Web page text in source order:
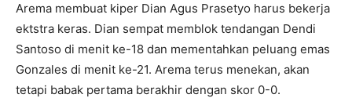
Arema membuat kiper Dian Agus Prasetyo harus bekerja
ektstra keras. Dian sempat memblok tendangan Dendi
Santoso di menit ke-18 dan mementahkan peluang emas
Gonzales di menit ke-21. Arema terus menekan, akan
tetapi babak pertama berakhir dengan skor 0-0.